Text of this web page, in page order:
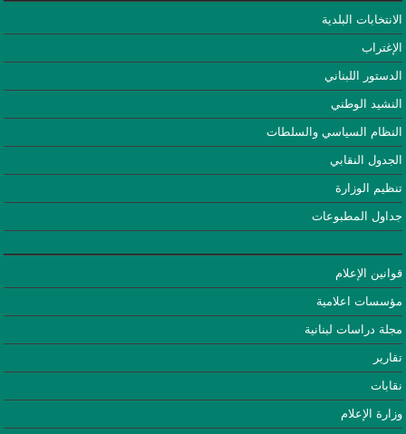
الانتخابات البلدية
الإغتراب
الدستور اللبناني
النشيد الوطني
النظام السياسي والسلطات
الجدول النقابي
تنظيم الوزارة
جداول المطبوعات
قوانين الإعلام
مؤسسات اعلامية
مجلة دراسات لبنانية
تقارير
نقابات
وزارة الإعلام